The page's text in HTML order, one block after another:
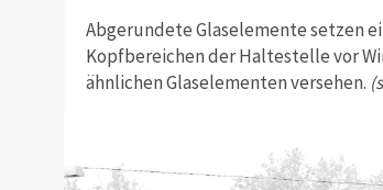
Abgerundete Glaselemente setzen
Kopfbereichen der Haltestelle vor
ähnlichen Glaselementen versehen.